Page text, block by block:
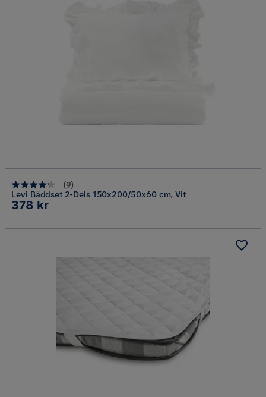
(9)
Levi Bäddset 2-Dels 150x200/50x60 cm, Vit
Pris
378 kr